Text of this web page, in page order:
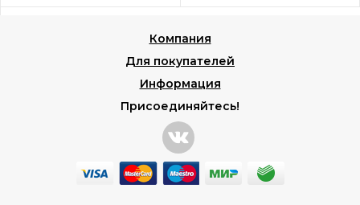
Компания
Для покупателей
Информация
Присоединяйтесь!